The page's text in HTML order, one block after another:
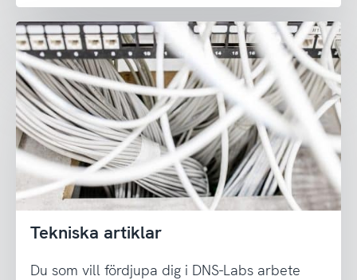
Tekniska artiklar
Du som vill fördjupa dig i DNS-Labs arbete